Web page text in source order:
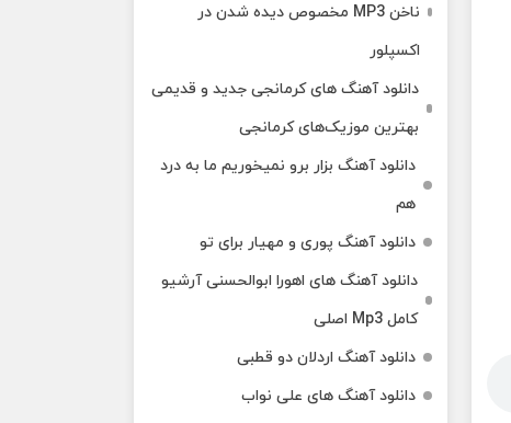
ناخن MP3 مخصوص دیده شدن در
اکسپلور
دانلود آهنگ‌ های کرمانجی جدید و قدیمی
بهترین موزیک‌های کرمانجی
دانلود آهنگ بزار برو نمیخوریم ما به درد
هم
دانلود آهنگ پوری و مهیار برای تو
دانلود آهنگ های اهورا ابوالحسنی آرشیو
کامل Mp3 اصلی
دانلود آهنگ اردلان دو قطبی
دانلود آهنگ های علی نواب